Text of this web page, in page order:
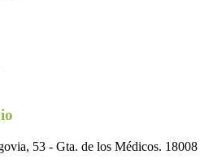
53 - Gta. de los Médicos. 18008